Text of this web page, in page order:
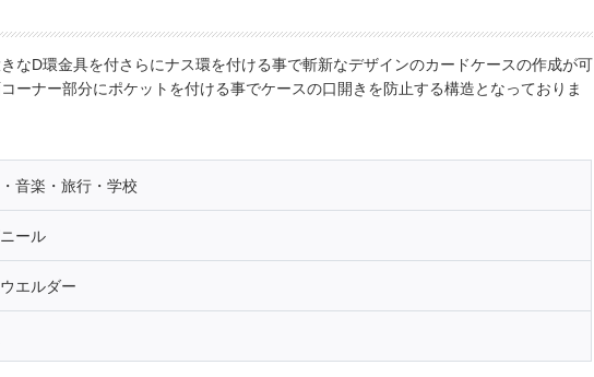
なD環金具を付さらにナス環を付ける事で斬新なデザインのカードケースの作成が可
ーナー部分にポケットを付ける事でケースの口開きを防止する構造となっておりま
音楽・旅行・学校
ール
エルダー